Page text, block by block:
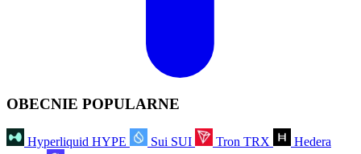
OBECNIE POPULARNE
Hyperliquid HYPE Sui SUI Tron TRX
Hedera